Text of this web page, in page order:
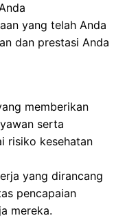
yang telah Anda
dan prestasi Anda
memberikan
serta
risiko kesehatan
yang dirancang
pencapaian
mereka.